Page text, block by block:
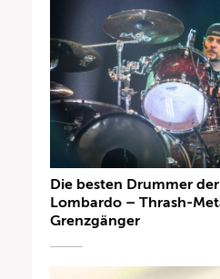
Die besten Drummer
Lombardo – Thrash-
Grenzgänger